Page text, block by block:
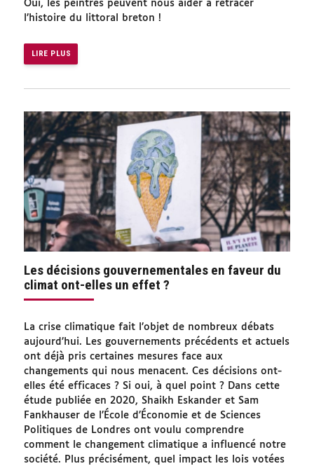
Oui, les peintres peuvent nous aider à retracer
l’histoire du littoral breton !
LIRE PLUS
Les décisions gouvernementales en faveur du
climat ont-elles un effet ?
La crise climatique fait l’objet de nombreux débats
aujourd’hui. Les gouvernements précédents et actuels
ont déjà pris certaines mesures face aux
changements qui nous menacent. Ces décisions ont-
elles été efficaces ? Si oui, à quel point ? Dans cette
étude publiée en 2020, Shaikh Eskander et Sam
Fankhauser de l’École d’Économie et de Sciences
Politiques de Londres ont voulu comprendre
comment le changement climatique a influencé notre
société. Plus précisément, quel impact les lois votées